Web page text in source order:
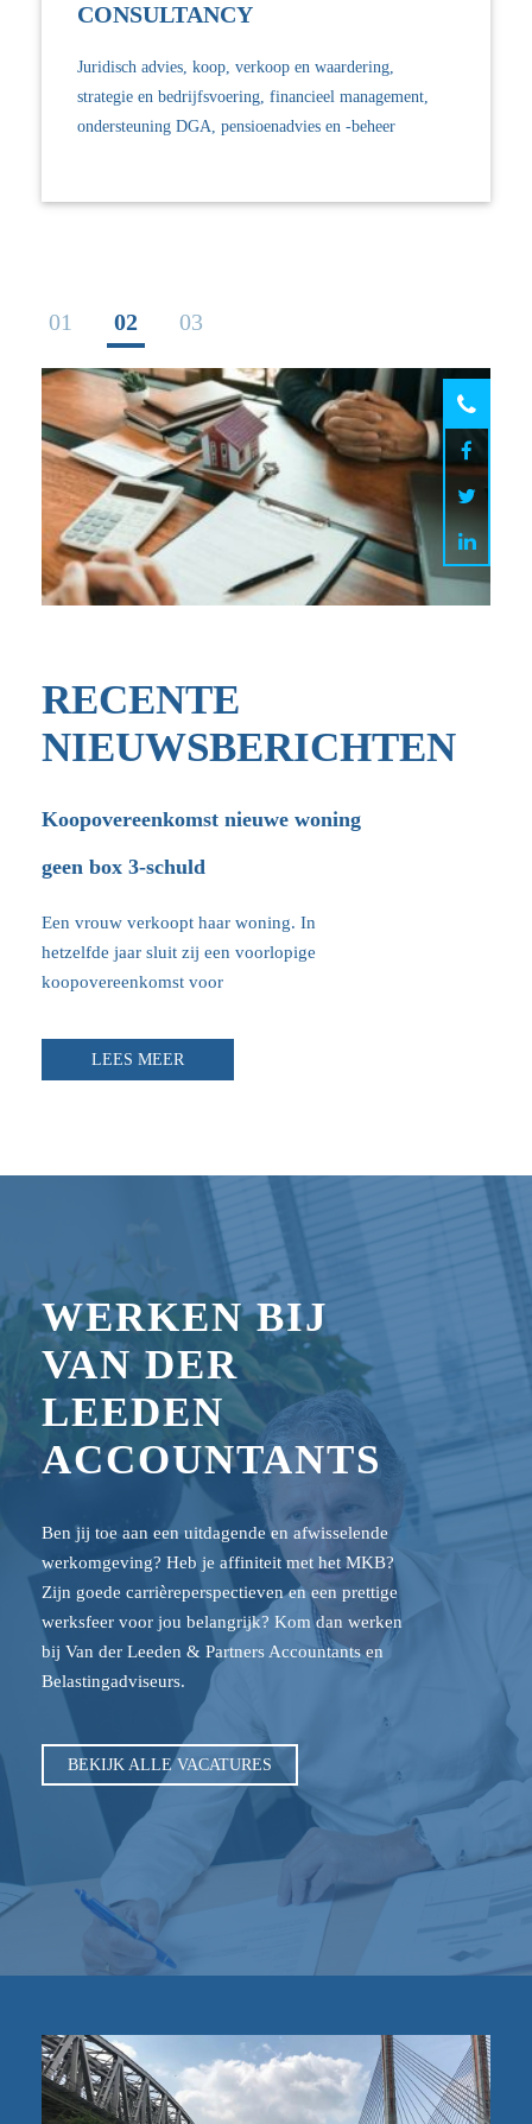
CONSULTANCY
Juridisch advies, koop, verkoop en waardering,
strategie en bedrijfsvoering, financieel management,
ondersteuning DGA, pensioenadvies en -beheer
01 02 03
LEES MEER
RECENTE
NIEUWSBERICHTEN
Koopovereenkomst nieuwe woning
geen box 3-schuld
Een vrouw verkoopt haar woning. In
hetzelfde jaar sluit zij een voorlopige
koopovereenkomst voor
LEES MEER
LEES MEER
WERKEN BIJ
VAN DER
LEEDEN
ACCOUNTANTS
Ben jij toe aan een uitdagende en afwisselende
werkomgeving? Heb je affiniteit met het MKB?
Zijn goede carrièreperspectieven en een prettige
werksfeer voor jou belangrijk? Kom dan werken
bij Van der Leeden & Partners Accountants en
Belastingadviseurs.
BEKIJK ALLE VACATURES